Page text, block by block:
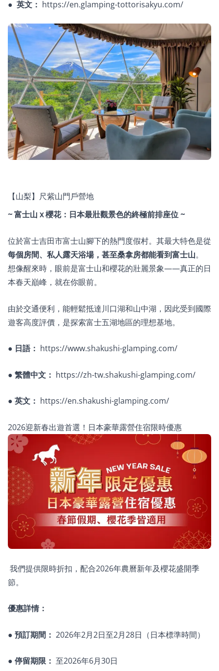
● 英文： https://en.glamping-tottorisakyu.com/
【山梨】尺紫山門戶營地
~ 富士山 x 櫻花：日本最壯觀景色的終極前排座位 ~
位於富士吉田市富士山腳下的熱門度假村。其最大特色是從
每個房間、私人露天浴場，甚至桑拿房都能看到富士山。
想像醒來時，眼前是富士山和櫻花的壯麗景象——真正的日
本春天巔峰，就在你眼前。
由於交通便利，能輕鬆抵達川口湖和山中湖，因此受到國際
遊客高度評價，是探索富士五湖地區的理想基地。
● 日語： https://www.shakushi-glamping.com/
● 繁體中文： https://zh-tw.shakushi-glamping.com/
● 英文： https://en.shakushi-glamping.com/
2026迎新春出遊首選！日本豪華露營住宿限時優惠
我們提供限時折扣，配合2026年農曆新年及櫻花盛開季
節。
優惠詳情：
● 預訂期間： 2026年2月2日至2月28日（日本標準時間）
● 停留期限： 至2026年6月30日